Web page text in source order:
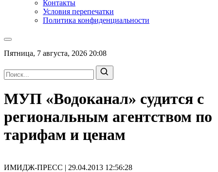
Контакты
Условия перепечатки
Политика конфиденциальности
Пятница, 7 августа, 2026 20:08
МУП «Водоканал» судится с
региональным агентством по
тарифам и ценам
ИМИДЖ-ПРЕСС | 29.04.2013 12:56:28